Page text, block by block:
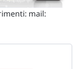
mail: